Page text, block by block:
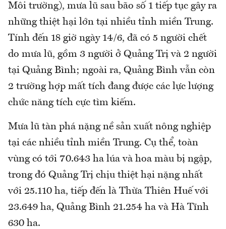
Môi trường), mưa lũ sau bão số 1 tiếp tục gây ra
những thiệt hại lớn tại nhiều tỉnh miền Trung.
Tính đến 18 giờ ngày 14/6, đã có 5 người chết
do mưa lũ, gồm 3 người ở Quảng Trị và 2 người
tại Quảng Bình; ngoài ra, Quảng Bình vẫn còn
2 trường hợp mất tích đang được các lực lượng
chức năng tích cực tìm kiếm.
Mưa lũ tàn phá nặng nề sản xuất nông nghiệp
tại các nhiều tỉnh miền Trung. Cụ thể, toàn
vùng có tới 70.643 ha lúa và hoa màu bị ngập,
trong đó Quảng Trị chịu thiệt hại nặng nhất
với 25.110 ha, tiếp đến là Thừa Thiên Huế với
23.649 ha, Quảng Bình 21.254 ha và Hà Tĩnh
630 ha.